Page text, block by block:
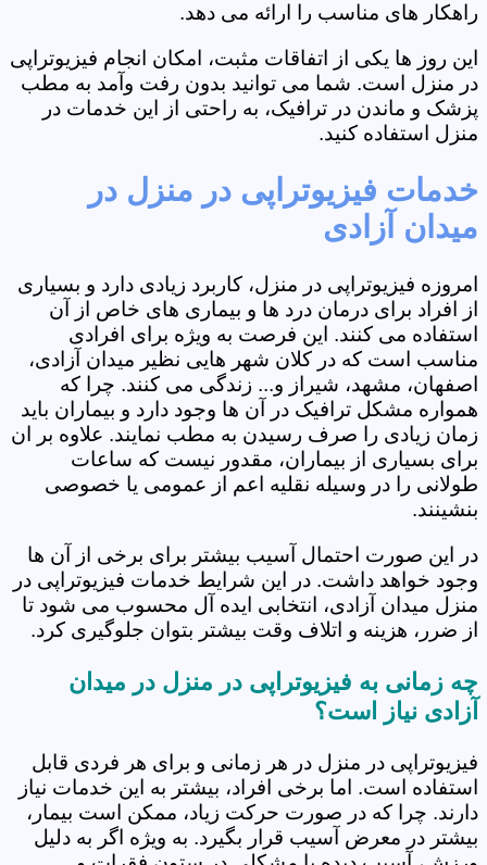
راهکار های مناسب را ارائه می دهد.
این روز ها یکی از اتفاقات مثبت، امکان انجام فیزیوتراپی
در منزل است. شما می توانید بدون رفت وآمد به مطب
پزشک و ماندن در ترافیک، به راحتی از این خدمات در
منزل استفاده کنید.
خدمات فیزیوتراپی در منزل در
میدان آزادی
امروزه فیزیوتراپی در منزل، کاربرد زیادی دارد و بسیاری
از افراد برای درمان درد ها و بیماری های خاص از آن
استفاده می کنند. این فرصت به ویژه برای افرادی
مناسب است که در کلان شهر هایی نظیر میدان آزادی،
اصفهان، مشهد، شیراز و... زندگی می کنند. چرا که
همواره مشکل ترافیک در آن ها وجود دارد و بیماران باید
زمان زیادی را صرف رسیدن به مطب نمایند. علاوه بر ان
برای بسیاری از بیماران، مقدور نیست که ساعات
طولانی را در وسیله نقلیه اعم از عمومی یا خصوصی
بنشینند.
در این صورت احتمال آسیب بیشتر برای برخی از آن ها
وجود خواهد داشت. در این شرایط خدمات فیزیوتراپی در
منزل میدان آزادی، انتخابی ایده آل محسوب می شود تا
از ضرر، هزینه و اتلاف وقت بیشتر بتوان جلوگیری کرد.
چه زمانی به فیزیوتراپی در منزل در میدان
آزادی نیاز است؟
فیزیوتراپی در منزل در هر زمانی و برای هر فردی قابل
استفاده است. اما برخی افراد، بیشتر به این خدمات نیاز
دارند. چرا که در صورت حرکت زیاد، ممکن است بیمار،
بیشتر در معرض آسیب قرار بگیرد. به ویژه اگر به دلیل